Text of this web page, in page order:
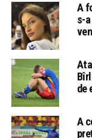
A
s-
de
A